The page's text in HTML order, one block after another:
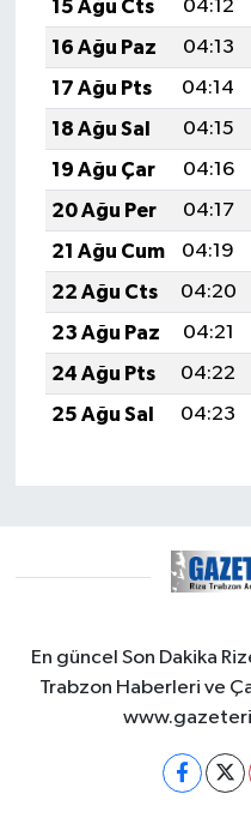
15 Ağu Cts
04:12
16 Ağu Paz
04:13
17 Ağu Pts
04:14
18 Ağu Sal
04:15
19 Ağu Çar
04:16
20 Ağu Per
04:17
21 Ağu Cum
04:19
22 Ağu Cts
04:20
23 Ağu Paz
04:21
24 Ağu Pts
04:22
25 Ağu Sal
04:23
En güncel Son Dakika
Trabzon Haberleri ve
Yerel Haberler